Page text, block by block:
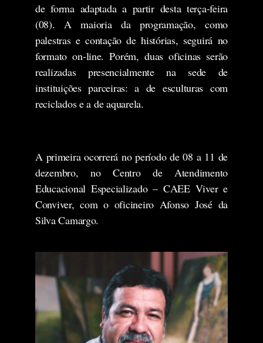
de forma adaptada a partir desta terça-feira
(08). A maioria da programação, como
palestras e contação de histórias, seguirá no
formato on-line. Porém, duas oficinas serão
realizadas presencialmente na sede de
instituições parceiras: a de esculturas com
reciclados e a de aquarela.
A primeira ocorrerá no período de 08 a 11 de
dezembro, no Centro de Atendimento
Educacional Especializado – CAEE Viver e
Conviver, com o oficineiro Afonso José da
Silva Camargo.